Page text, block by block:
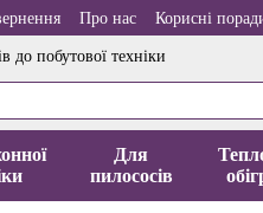
Про нас Корисні
до побутової техніки
Для
пилососів